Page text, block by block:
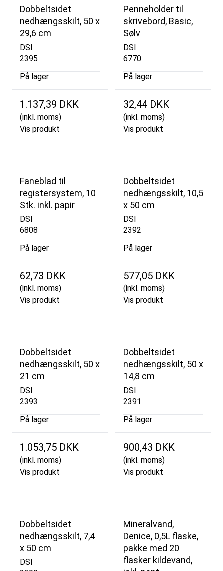
Dobbeltsidet
nedhængsskilt, 50 x
29,6 cm
DSI
2395
På lager
1.137,39 DKK
(inkl. moms)
Vis produkt
Penneholder til
skrivebord, Basic,
Sølv
DSI
6770
På lager
32,44 DKK
(inkl. moms)
Vis produkt
Faneblad til
registersystem, 10
Stk. inkl. papir
DSI
6808
På lager
62,73 DKK
(inkl. moms)
Vis produkt
Dobbeltsidet
nedhængsskilt, 10,5
x 50 cm
DSI
2392
På lager
577,05 DKK
(inkl. moms)
Vis produkt
Dobbeltsidet
nedhængsskilt, 50 x
21 cm
DSI
2393
På lager
1.053,75 DKK
(inkl. moms)
Vis produkt
Dobbeltsidet
nedhængsskilt, 50 x
14,8 cm
DSI
2391
På lager
900,43 DKK
(inkl. moms)
Vis produkt
Dobbeltsidet
nedhængsskilt, 7,4
x 50 cm
DSI
Mineralvand,
Denice, 0,5L flaske,
pakke med 20
flasker kildevand,